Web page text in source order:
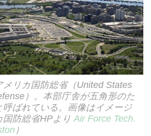
メリカ国防総省（United States
）。本部庁舎が五角形のた
呼ばれている。画像はイメージ
国防総省HPよりAir Force Tech.
）